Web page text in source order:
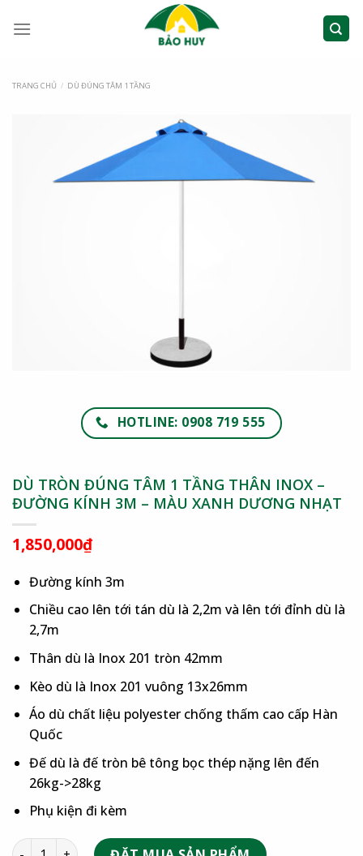
TRANG CHỦ / DÙ ĐÚNG TÂM 1 TẦNG
HOTLINE: 0908 719 555
DÙ TRÒN ĐÚNG TÂM 1 TẦNG THÂN INOX –
ĐƯỜNG KÍNH 3M – MÀU XANH DƯƠNG NHẠT
1,850,000₫
Đường kính 3m
Chiều cao lên tới tán dù là 2,2m và lên tới đỉnh dù là
2,7m
Thân dù là Inox 201 tròn 42mm
Kèo dù là Inox 201 vuông 13x26mm
Áo dù chất liệu polyester chống thấm cao cấp Hàn
Quốc
Đế dù là đế tròn bê tông bọc thép nặng lên đến
26kg->28kg
Phụ kiện đi kèm